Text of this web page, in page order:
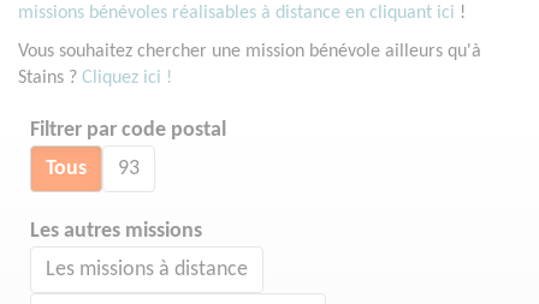
missions bénévoles réalisables à distance en cliquant ici !
Vous souhaitez chercher une mission bénévole ailleurs qu'à
Stains ? Cliquez ici !
Filtrer par code postal
Tous 93
Les autres missions
Les missions à distance